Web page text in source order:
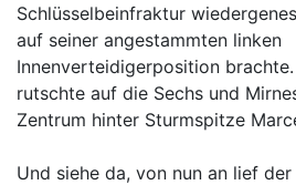
Schlüsselbeinfraktur
auf seiner angestammten linken
Innenverteidigerposition
rutschte auf die Sechs und
Zentrum hinter Sturmspitze
Und siehe da, von nun an lief